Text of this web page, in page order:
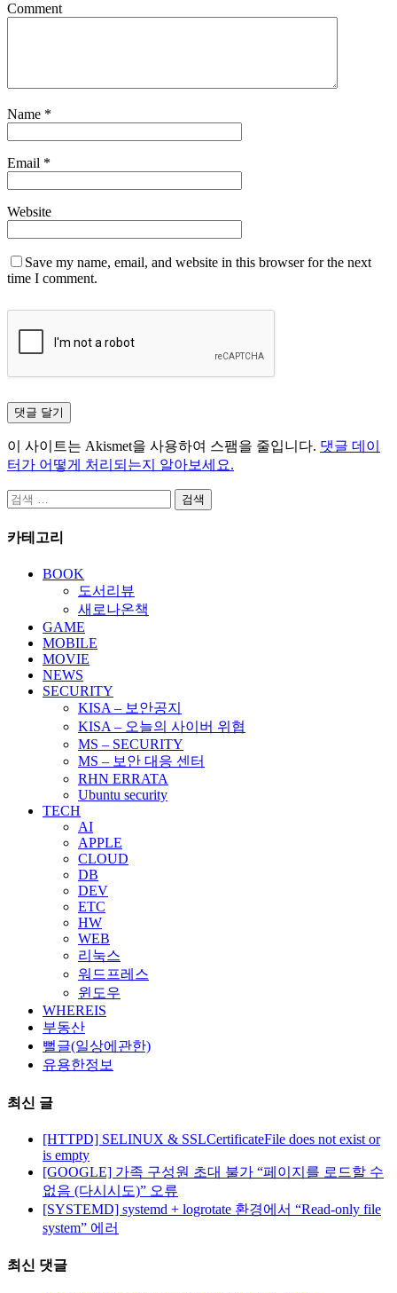
Comment
Name *
Email *
Website
Save my name, email, and website in this browser for the next
time I comment.
이 사이트는 Akismet을 사용하여 스팸을 줄입니다. 댓글 데이
터가 어떻게 처리되는지 알아보세요.
검
카테고리
BOOK
도서리뷰
새로나온책
GAME
MOBILE
MOVIE
NEWS
SECURITY
KISA – 보안공지
KISA – 오늘의 사이버 위협
MS – SECURITY
MS – 보안 대응 센터
RHN ERRATA
Ubuntu security
TECH
AI
APPLE
CLOUD
DB
DEV
ETC
HW
WEB
리눅스
워드프레스
윈도우
WHEREIS
부동산
뻘글(일상에관한)
유용한정보
최신 글
[HTTPD] SELINUX & SSLCertificateFile does not exist or
is empty
[GOOGLE] 가족 구성원 초대 불가 “페이지를 로드할 수
없음 (다시시도)” 오류
[SYSTEMD] systemd + logrotate 환경에서 “Read-only file
system” 에러
최신 댓글